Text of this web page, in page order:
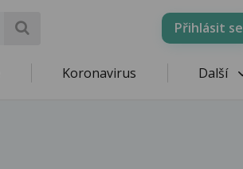
Přihlásit se
Koronavirus Další